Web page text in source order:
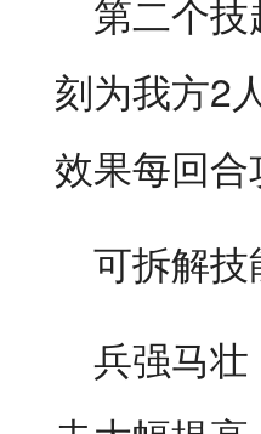
第二个
刻为我方2
效果每回
可拆解技
兵强马